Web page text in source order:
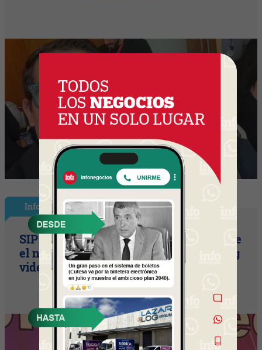
InfoNegocios Miami
SIP Connect 2026 (parte III): ¿cómo nace
el nuevo estándar de producción? (Long
video + Tik Tok + multi cross + eventos)